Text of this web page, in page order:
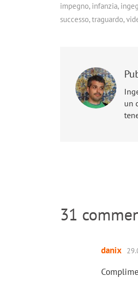
impegno, infanzia,
successo,traguardo,
un
31
danix